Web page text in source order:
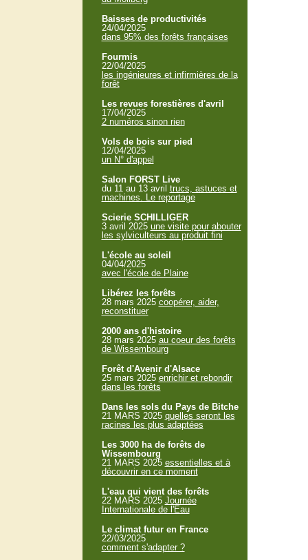
Baisses de productivités
24/04/2025
dans 95% des forêts françaises
Fourmis
22/04/2025
les ingénieures et infirmières de la
forêt
Les revues forestières d'avril
17/04/2025
2 numéros sinon rien
Vols de bois sur pied
12/04/2025
un N° d'appel
Salon FORST Live
du 11 au 13 avril trucs, astuces et
machines. Le reportage
Scierie SCHILLIGER
3 avril 2025 une visite pour abouter
les sylviculteurs au produit fini
L'école au soleil
04/04/2025
avec l'école de Plaine
Libérez les forêts
28 mars 2025 coopérer, aider,
reconstituer
2000 ans d'histoire
28 mars 2025 au coeur des forêts
de Wissembourg
Forêt d'Avenir d'Alsace
25 mars 2025 enrichir et rebondir
dans les forêts
Dans les sols du Pays de Bitche
21 MARS 2025 quelles seront les
racines les plus adaptées
Les 3000 ha de forêts de
Wissembourg
21 MARS 2025 essentielles et à
découvrir en ce moment
L'eau qui vient des forêts
22 MARS 2025 Journée
Internationale de l'Eau
Le climat futur en France
22/03/2025
comment s'adapter ?